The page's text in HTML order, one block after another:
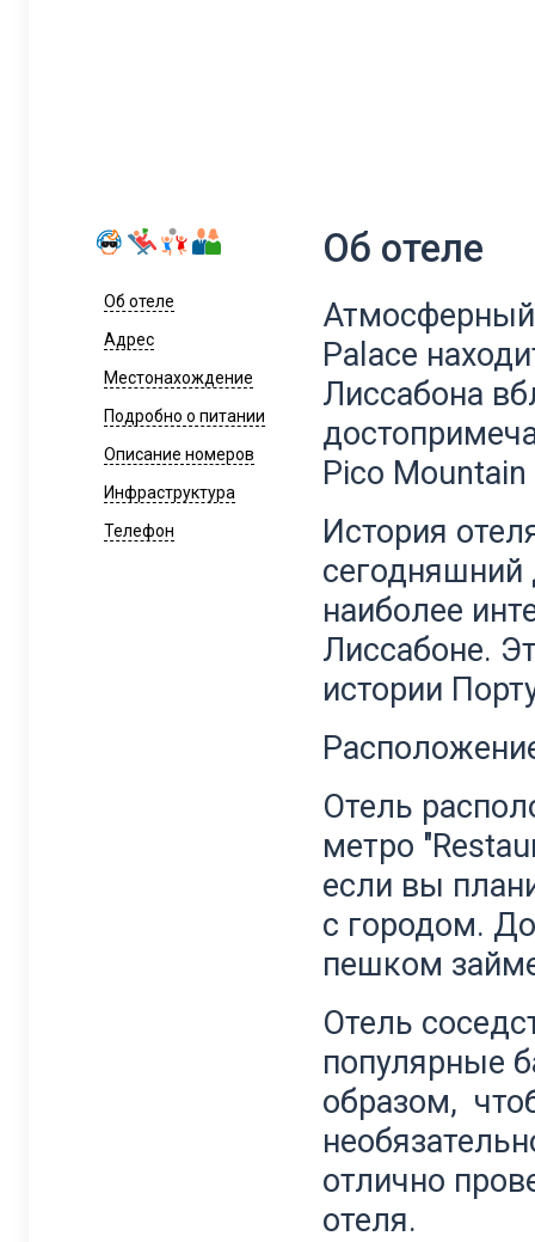
Об отеле
Адрес
Местонахождение
Подробно о питании
Описание номеров
Инфраструктура
Телефон
Об отеле
Атмосферный
Palace
Лиссабона
Pico
История
сегодняшний
наиболее
Лиссабоне.
истории
Отель
метро
если вы
с городом.
пешком
Отель
популярные
образом,
отлично
отеля.